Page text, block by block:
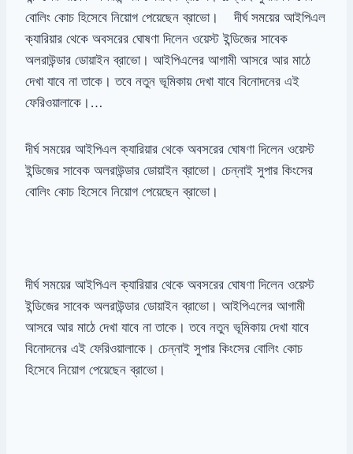
বোলিং কোচ হিসেবে নিয়োগ পেয়েছেন ব্রাভো। দীর্ঘ সময়ের আইপিএল
ক্যারিয়ার থেকে অবসরের ঘোষণা দিলেন ওয়েস্ট ইন্ডিজের সাবেক
অলরাউন্ডার ডোয়াইন ব্রাভো। আইপিএলের আগামী আসরে আর মাঠে
দেখা যাবে না তাকে। তবে নতুন ভূমিকায় দেখা যাবে বিনোদনের এই
ফেরিওয়ালাকে।…
দীর্ঘ সময়ের আইপিএল ক্যারিয়ার থেকে অবসরের ঘোষণা দিলেন ওয়েস্ট
ইন্ডিজের সাবেক অলরাউন্ডার ডোয়াইন ব্রাভো। চেন্নাই সুপার কিংসের
বোলিং কোচ হিসেবে নিয়োগ পেয়েছেন ব্রাভো।
দীর্ঘ সময়ের আইপিএল ক্যারিয়ার থেকে অবসরের ঘোষণা দিলেন ওয়েস্ট
ইন্ডিজের সাবেক অলরাউন্ডার ডোয়াইন ব্রাভো। আইপিএলের আগামী
আসরে আর মাঠে দেখা যাবে না তাকে। তবে নতুন ভূমিকায় দেখা যাবে
বিনোদনের এই ফেরিওয়ালাকে। চেন্নাই সুপার কিংসের বোলিং কোচ
হিসেবে নিয়োগ পেয়েছেন ব্রাভো।